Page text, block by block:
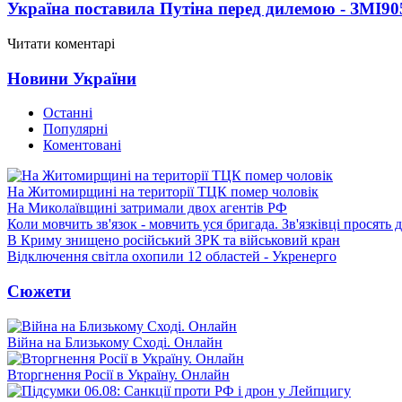
Україна поставила Путіна перед дилемою - ЗМІ
Читати коментарі
Новини України
Останні
Популярні
Коментовані
На Житомирщині на території ТЦК помер чоловік
На Миколаївщині затримали двох агентів РФ
Коли мовчить зв'язок - мовчить уся бригада. Зв'язківці просять
В Криму знищено російський ЗРК та військовий кран
Відключення світла охопили 12 областей - Укренерго
Сюжети
Війна на Близькому Сході. Онлайн
Вторгнення Росії в Україну. Онлайн